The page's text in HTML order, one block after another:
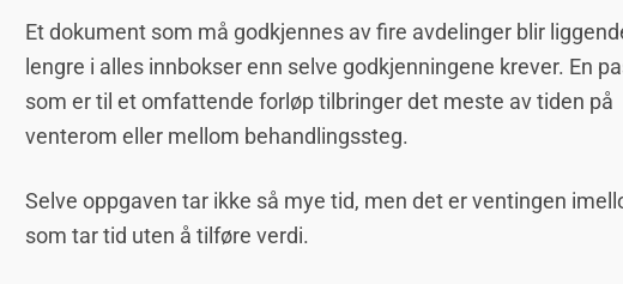
Et dokument som må godkjennes av fire avdelinger blir
lengre i alles innbokser enn selve godkjenningene krever. En
som er til et omfattende forløp tilbringer det meste av tiden på
venterom eller mellom behandlingssteg.
Selve oppgaven tar ikke så mye tid, men det er ventingen
som tar tid uten å tilføre verdi.